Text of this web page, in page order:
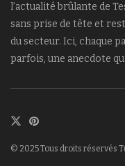
l’actualité brûlante de
sans prise de tête et
du secteur. Ici, chaque
parfois, une anecdote
© 2025 Tous droits réservés